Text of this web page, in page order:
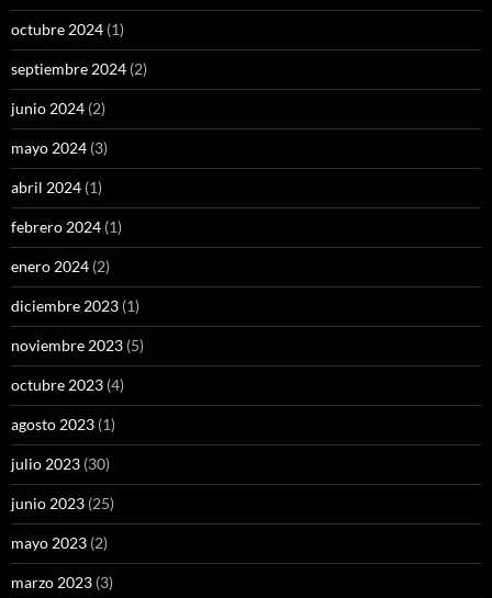
octubre 2024 (1)
septiembre 2024 (2)
junio 2024 (2)
mayo 2024 (3)
abril 2024 (1)
febrero 2024 (1)
enero 2024 (2)
diciembre 2023 (1)
noviembre 2023 (5)
octubre 2023 (4)
agosto 2023 (1)
julio 2023 (30)
junio 2023 (25)
mayo 2023 (2)
marzo 2023 (3)